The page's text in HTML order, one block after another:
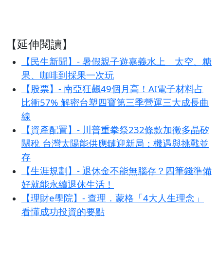
【延伸閱讀】
【民生新聞】- 暑假親子遊嘉義水上 太空、糖
果、咖啡到採果一次玩
【股票】- 南亞狂飆49個月高！AI電子材料占
比衝57% 解密台塑四寶第三季營運三大成長曲
線
【資產配置】- 川普重拳祭232條款加徵多晶矽
關稅 台灣太陽能供應鏈迎新局：機遇與挑戰並
存
【生涯規劃】- 退休金不能無腦存？四筆錢準備
好就能永續退休生活！
【理財e學院】- 查理．蒙格「4大人生理念」
看懂成功投資的要點